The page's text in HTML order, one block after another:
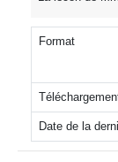
Format
Date de la